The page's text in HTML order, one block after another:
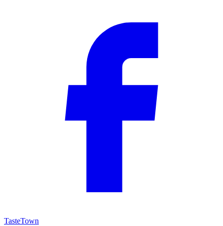
TasteTown